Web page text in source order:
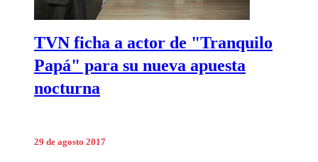
TVN ficha a actor de "Tranquilo
Papá" para su nueva apuesta
nocturna
29 de agosto 2017